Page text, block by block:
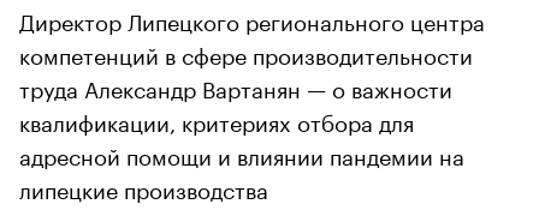
Директор Липецкого регионального центра
компетенций в сфере производительности
труда Александр Вартанян — о важности
квалификации, критериях отбора для
адресной помощи и влиянии пандемии на
липецкие производства